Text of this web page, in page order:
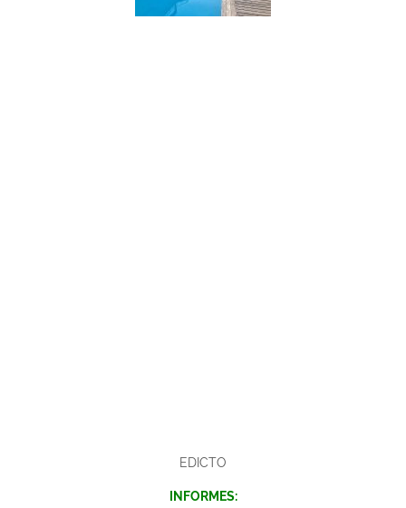
EDICTO
INFORMES: